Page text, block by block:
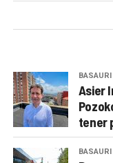
BASAURI
Asier
tener
BASAURI